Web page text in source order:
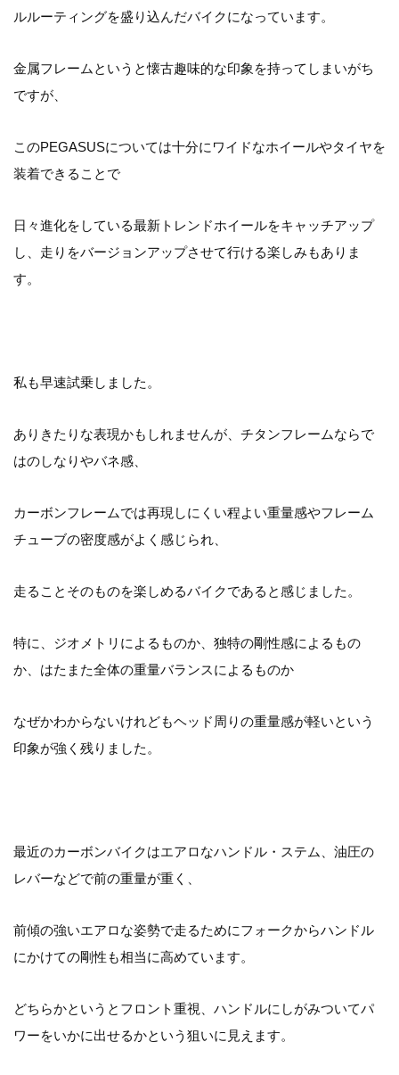
ルルーティングを盛り込んだバイクになっています。
金属フレームというと懐古趣味的な印象を持ってしまいがち
ですが、
このPEGASUSについては十分にワイドなホイールやタイヤを
装着できることで
日々進化をしている最新トレンドホイールをキャッチアップ
し、走りをバージョンアップさせて行ける楽しみもありま
す。
私も早速試乗しました。
ありきたりな表現かもしれませんが、チタンフレームならで
はのしなりやバネ感、
カーボンフレームでは再現しにくい程よい重量感やフレーム
チューブの密度感がよく感じられ、
走ることそのものを楽しめるバイクであると感じました。
特に、ジオメトリによるものか、独特の剛性感によるもの
か、はたまた全体の重量バランスによるものか
なぜかわからないけれどもヘッド周りの重量感が軽いという
印象が強く残りました。
最近のカーボンバイクはエアロなハンドル・ステム、油圧の
レバーなどで前の重量が重く、
前傾の強いエアロな姿勢で走るためにフォークからハンドル
にかけての剛性も相当に高めています。
どちらかというとフロント重視、ハンドルにしがみついてパ
ワーをいかに出せるかという狙いに見えます。